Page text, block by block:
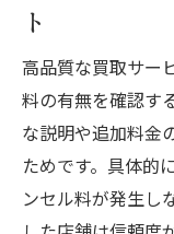
ト
高品質な買取サー
料の有無を確認す
な説明や追加料金
ためです。具体的
ンセル料が発生し